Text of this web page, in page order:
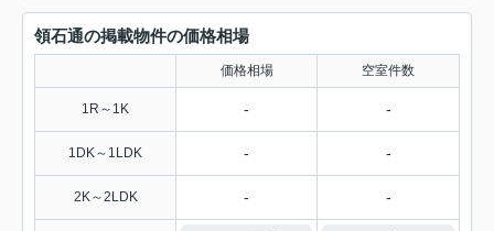
領石通の掲載物件の価格相場
価格相場 空室件数
1R～1K - -
1DK～1LDK - -
2K～2LDK - -